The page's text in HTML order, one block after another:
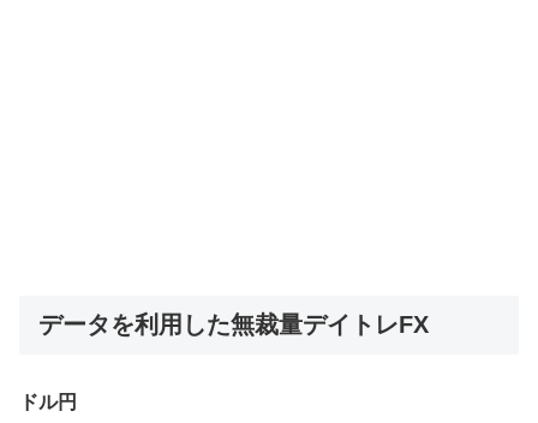
データを利用した無裁量デイトレFX
ドル円